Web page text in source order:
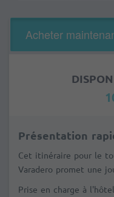
Acheter
Présentation
Cet itinéraire pour le
Varadero promet une
Prise en charge à